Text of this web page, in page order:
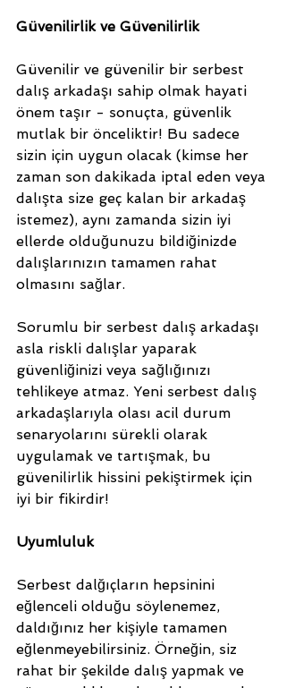
Güvenilirlik ve Güvenilirlik
Güvenilir ve güvenilir bir serbest
dalış arkadaşı sahip olmak hayati
önem taşır - sonuçta, güvenlik
mutlak bir önceliktir! Bu sadece
sizin için uygun olacak (kimse her
zaman son dakikada iptal eden veya
dalışta size geç kalan bir arkadaş
istemez), aynı zamanda sizin iyi
ellerde olduğunuzu bildiğinizde
dalışlarınızın tamamen rahat
olmasını sağlar.
Sorumlu bir serbest dalış arkadaşı
asla riskli dalışlar yaparak
güvenliğinizi veya sağlığınızı
tehlikeye atmaz. Yeni serbest dalış
arkadaşlarıyla olası acil durum
senaryolarını sürekli olarak
uygulamak ve tartışmak, bu
güvenilirlik hissini pekiştirmek için
iyi bir fikirdir!
Uyumluluk
Serbest dalğıçların hepsinini
eğlenceli olduğu söylenemez,
daldığınız her kişiyle tamamen
eğlenmeyebilirsiniz. Örneğin, siz
rahat bir şekilde dalış yapmak ve